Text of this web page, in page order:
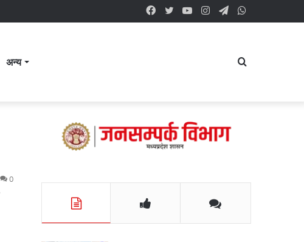
Telegram
Instagram
YouTube
Twitter
Facebook
अन्य Search
0